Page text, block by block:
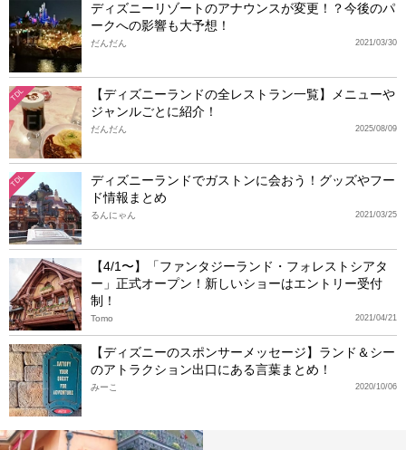
ディズニーリゾートのアナウンスが変更！？今後のパ
ークへの影響も大予想！
2021/03/30
だんだん
TDL
【ディズニーランドの全レストラン一覧】メニューや
ジャンルごとに紹介！
2025/08/09
だんだん
TDL
ディズニーランドでガストンに会おう！グッズやフー
ド情報まとめ
2021/03/25
るんにゃん
【4/1〜】「ファンタジーランド・フォレストシアタ
ー」正式オープン！新しいショーはエントリー受付
制！
2021/04/21
Tomo
【ディズニーのスポンサーメッセージ】ランド＆シー
のアトラクション出口にある言葉まとめ！
2020/10/06
みーこ